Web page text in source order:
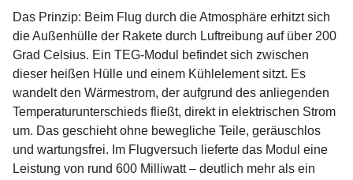
Das Prinzip: Beim Flug durch die Atmosphäre erhitzt sich
die Außenhülle der Rakete durch Luftreibung auf über 200
Grad Celsius. Ein TEG-Modul befindet sich zwischen
dieser heißen Hülle und einem Kühlelement sitzt. Es
wandelt den Wärmestrom, der aufgrund des anliegenden
Temperaturunterschieds fließt, direkt in elektrischen Strom
um. Das geschieht ohne bewegliche Teile, geräuschlos
und wartungsfrei. Im Flugversuch lieferte das Modul eine
Leistung von rund 600 Milliwatt – deutlich mehr als ein